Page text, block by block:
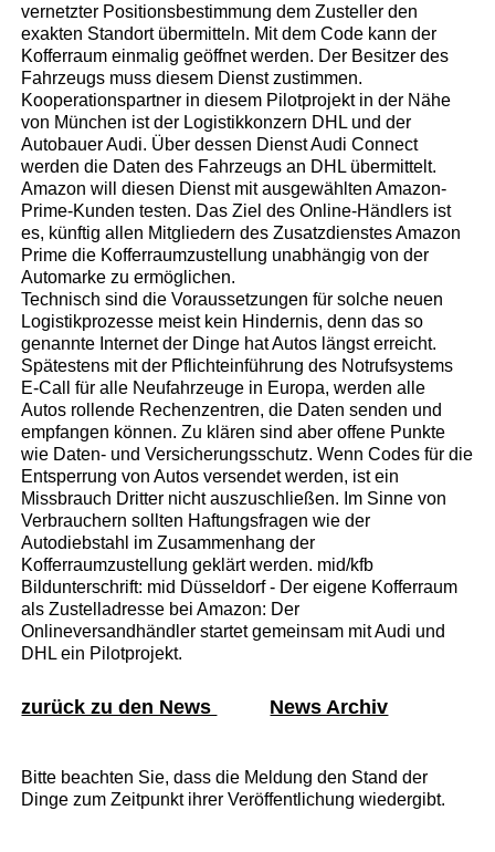
vernetzter Positionsbestimmung dem Zusteller den
exakten Standort übermitteln. Mit dem Code kann der
Kofferraum einmalig geöffnet werden. Der Besitzer des
Fahrzeugs muss diesem Dienst zustimmen.
Kooperationspartner in diesem Pilotprojekt in der Nähe
von München ist der Logistikkonzern DHL und der
Autobauer Audi. Über dessen Dienst Audi Connect
werden die Daten des Fahrzeugs an DHL übermittelt.
Amazon will diesen Dienst mit ausgewählten Amazon-
Prime-Kunden testen. Das Ziel des Online-Händlers ist
es, künftig allen Mitgliedern des Zusatzdienstes Amazon
Prime die Kofferraumzustellung unabhängig von der
Automarke zu ermöglichen.
Technisch sind die Voraussetzungen für solche neuen
Logistikprozesse meist kein Hindernis, denn das so
genannte Internet der Dinge hat Autos längst erreicht.
Spätestens mit der Pflichteinführung des Notrufsystems
E-Call für alle Neufahrzeuge in Europa, werden alle
Autos rollende Rechenzentren, die Daten senden und
empfangen können. Zu klären sind aber offene Punkte
wie Daten- und Versicherungsschutz. Wenn Codes für die
Entsperrung von Autos versendet werden, ist ein
Missbrauch Dritter nicht auszuschließen. Im Sinne von
Verbrauchern sollten Haftungsfragen wie der
Autodiebstahl im Zusammenhang der
Kofferraumzustellung geklärt werden. mid/kfb
Bildunterschrift: mid Düsseldorf - Der eigene Kofferraum
als Zustelladresse bei Amazon: Der
Onlineversandhändler startet gemeinsam mit Audi und
DHL ein Pilotprojekt.
zurück zu den News News Archiv
Bitte beachten Sie, dass die Meldung den Stand der
Dinge zum Zeitpunkt ihrer Veröffentlichung wiedergibt.